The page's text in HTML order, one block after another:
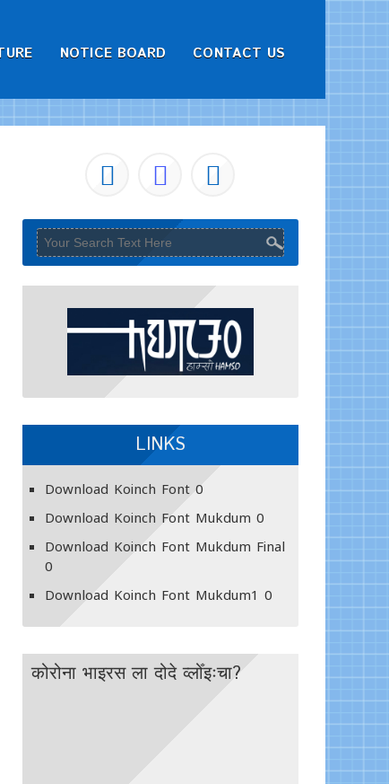
NOTICE BOARD CONTACT US
LINKS
Download Koinch Font0
Download Koinch Font Mukdum 0
Download Koinch Font Mukdum Final
0
Download Koinch Font Mukdum1 0
कोरोना भाइरस ला दोदे व्लोँइःचा?